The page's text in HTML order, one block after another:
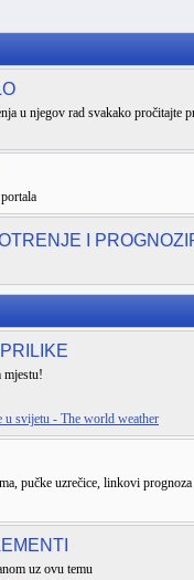
u njegov rad svakako
I
mjestu!
u svijetu - The world weather
pučke uzrečice, linkovi prognoza
uz ovu temu